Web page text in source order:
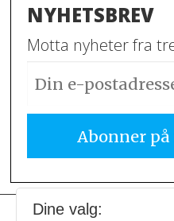
NYHETSBREV
Motta nyheter fra
Dine valg: